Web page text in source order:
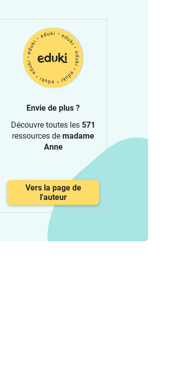
Envie de plus ?
Découvre toutes les 571
ressources de madame
Anne
Vers la page de
l'auteur